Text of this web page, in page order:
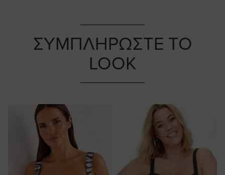
ΣΥΜΠΛΗΡΩΣΤΕ ΤΟ
LOOK